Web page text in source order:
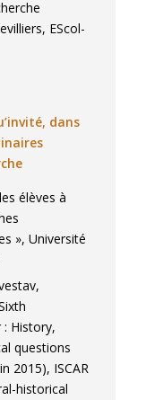
EScol-
dans
élèves à
», Université
History,
questions
2015), ISCAR
historical